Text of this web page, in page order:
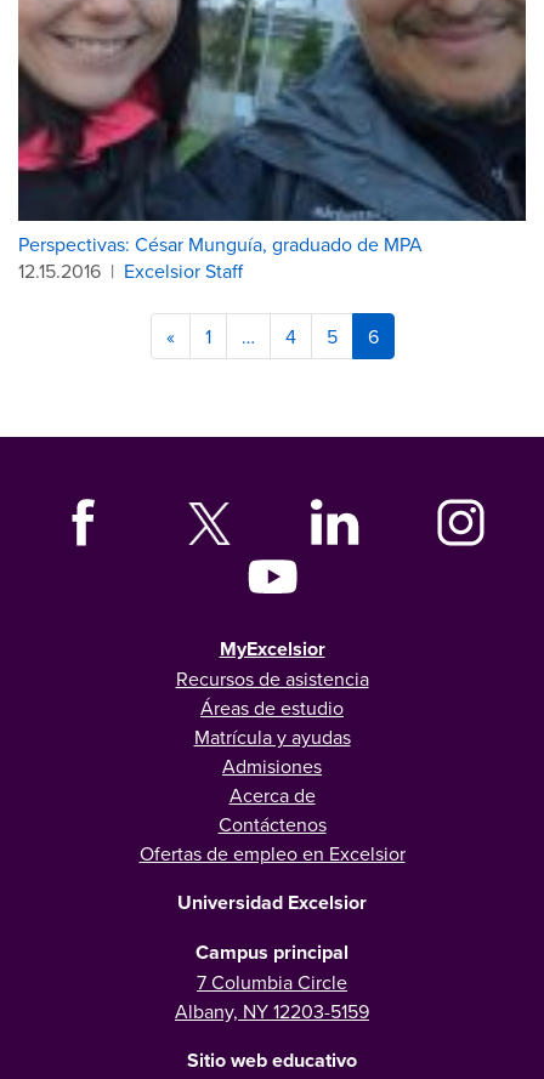
Perspectivas: César Munguía, graduado de MPA
12.15.2016 | Excelsior Staff
« 1 … 4 5 6
MyExcelsior
Recursos de asistencia
Áreas de estudio
Matrícula y ayudas
Admisiones
Acerca de
Contáctenos
Ofertas de empleo en Excelsior
Universidad Excelsior
Campus principal
7 Columbia Circle
Albany, NY 12203-5159
Sitio web educativo